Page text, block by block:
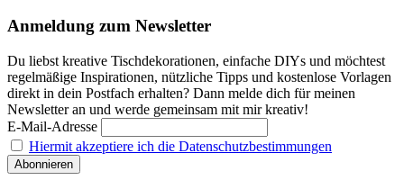
Anmeldung zum Newsletter
Du liebst kreative Tischdekorationen, einfache DIYs und möchtest
regelmäßige Inspirationen, nützliche Tipps und kostenlose Vorlagen
direkt in dein Postfach erhalten? Dann melde dich für meinen
Newsletter an und werde gemeinsam mit mir kreativ!
E-Mail-Adresse
Hiermit akzeptiere ich die Datenschutzbestimmungen